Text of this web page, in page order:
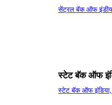
सेंट्रल बॅक ऑफ इंडीया
स्‍टेट बॅक ऑफ
स्‍टेट बॅक ऑफ इंडिया,